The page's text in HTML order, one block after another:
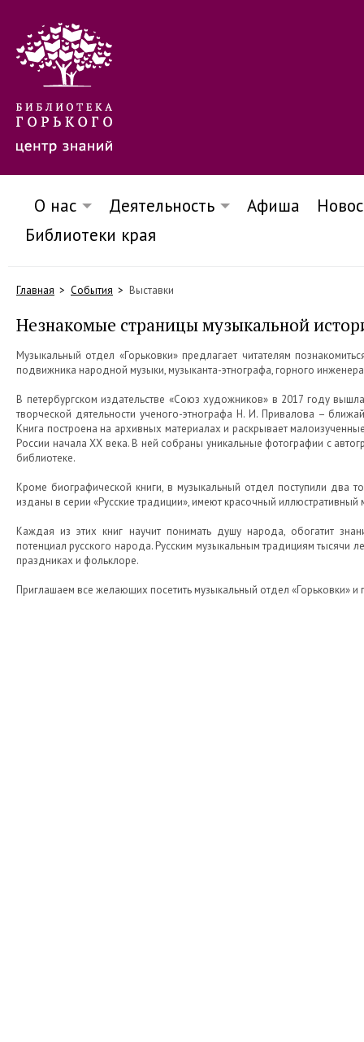
О нас Деятельность Афиша
Библиотеки края
Главная События Выставки
Незнакомые страницы музыкальной
Музыкальный отдел «Горьковки» предлагает читателям
подвижника народной музыки, музыканта-этнографа, горного
В петербургском издательстве «Союз художников» в 2017 году
творческой дятельности ученого-этнографа Н. И. Привалова –
Книга построена на архивных материалах и раскрывает
России начала ХХ века. В ней собраны уникальные фотографии с
библиотеке.
Кроме биографической книги, в музыкальный отдел поступили два
изданы в серии «Русские традиции», имеют красочный иллюстративный
Каждая из этих книг научит понимать душу народа, обогатит
потенциал русского народа. Русским музыкальным традициям тысячи
праздниках и фольклоре.
Приглашаем все желающих посетить музыкальный отдел «Горьковки»